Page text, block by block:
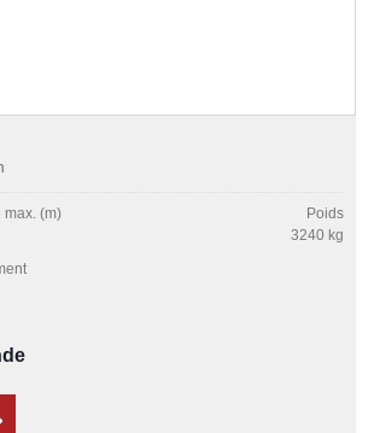
max. (m)
Poids
3240 kg